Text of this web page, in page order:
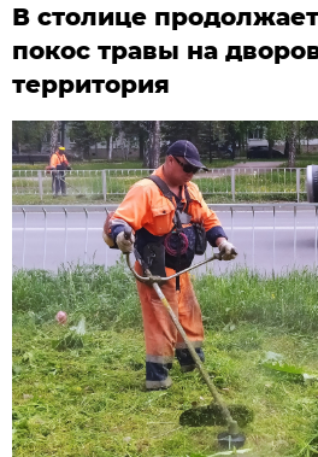
В столице
покос травы на
территория